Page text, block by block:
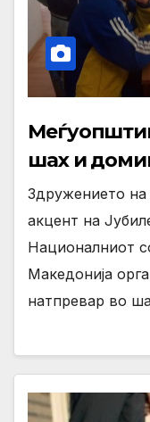
шах и
Здружението на
акцент на
Националниот
Македонија
натпревар во